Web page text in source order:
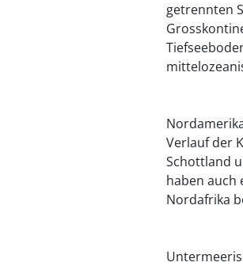
getrennten
Verlauf der
Schottland
haben auch
Nordafrika